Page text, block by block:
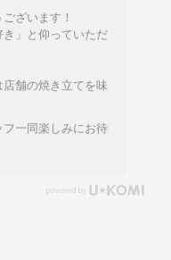
ざいます！
」と仰っていただ
舗の焼き立てを味
一同楽しみにお待